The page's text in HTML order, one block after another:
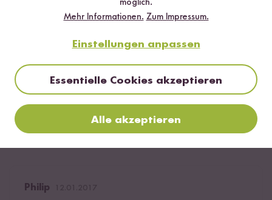
HilfreichsteNeuesteHöchste BewertungNiedrigste Bewertung
Philip
möglich.
Mehr Informationen. Zum Impressum.
Einstellungen anpassen
Essentielle Cookies akzeptieren
Alle akzeptieren